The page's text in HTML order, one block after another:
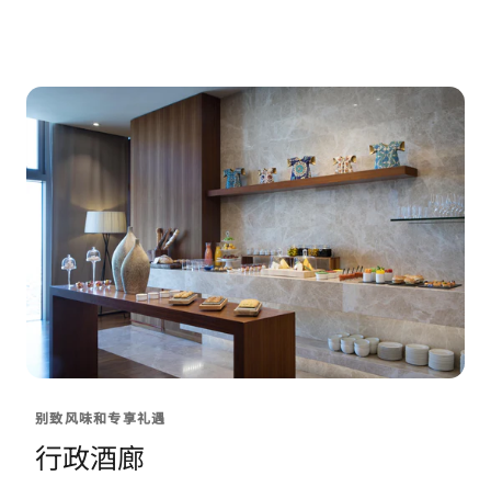
别致风味和专享礼遇
行政酒廊